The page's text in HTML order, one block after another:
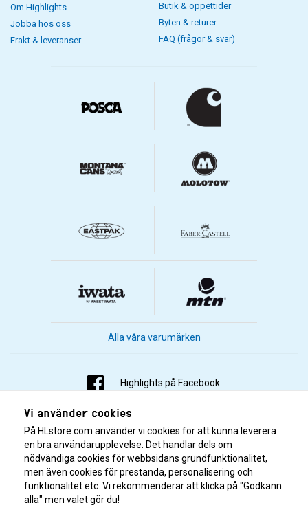
Om Highlights
Jobba hos oss
Frakt & leveranser
Butik & öppettider
Byten & returer
FAQ (frågor & svar)
Alla våra varumärken
Highlights på Facebook
Highlights på Instagram
Highlights på Youtube
Highlights på Tiktok
Vi använder cookies
På HLstore.com använder vi cookies för att kunna leverera
en bra användarupplevelse. Det handlar dels om
nödvändiga cookies för webbsidans grundfunktionalitet,
men även cookies för prestanda, personalisering och
funktionalitet etc. Vi rekommenderar att klicka på "Godkänn
alla" men valet gör du!